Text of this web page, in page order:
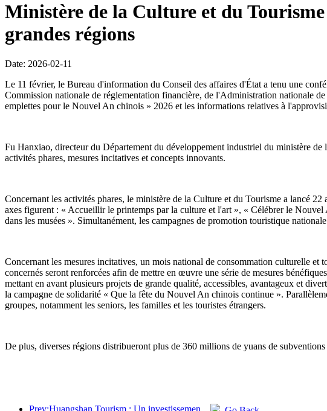
Ministère de la Culture et du
grandes régions
Date: 2026-02-11
Le 11 février, le Bureau d'information du Conseil des affaires d'État a tenu une
Commission nationale de réglementation financière, de l'Administration nationale
emplettes pour le Nouvel An chinois » 2026 et les informations relatives à
Fu Hanxiao, directeur du Département du développement industriel du ministère
activités phares, mesures incitatives et concepts innovants.
Concernant les activités phares, le ministère de la Culture et du Tourisme a lancé
axes figurent : « Accueillir le printemps par la culture et l'art », « Célébrer le
dans les musées ». Simultanément, les campagnes de promotion touristique
Concernant les mesures incitatives, un mois national de consommation culturelle
concernés seront renforcées afin de mettre en œuvre une série de mesures
mettant en avant plusieurs projets de grande qualité, accessibles, avantageux et
la campagne de solidarité « Que la fête du Nouvel An chinois continue ».
groupes, notamment les seniors, les familles et les touristes étrangers.
De plus, diverses régions distribueront plus de 360 millions de yuans de